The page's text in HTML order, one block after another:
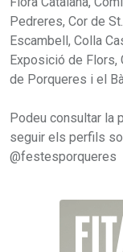
Pedreres, Cor de
Escambell, Colla
Exposició de Flors,
de Porqueres i el
Podeu consultar la
seguir els perfils
@festesporqueres